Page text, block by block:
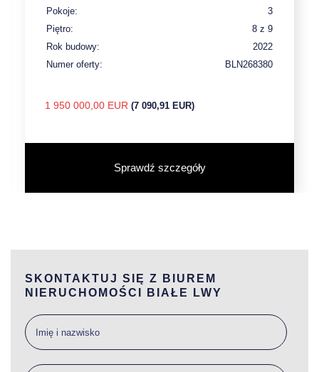
Pokoje:
3
Piętro:
8 z 9
Rok budowy:
2022
Numer oferty:
BLN268380
1 950 000,00 EUR (7 090,91 EUR)
Sprawdź szczegóły
SKONTAKTUJ SIĘ Z BIUREM
NIERUCHOMOŚCI BIAŁE LWY